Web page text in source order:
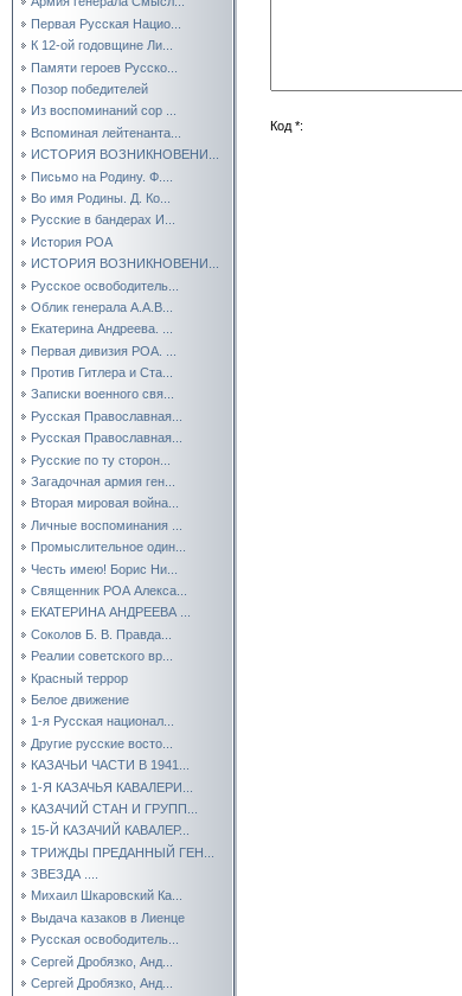
Первая Русская Нацио...
К 12-ой годовщине Ли...
Памяти героев Русско...
Позор победителей
Из воспоминаний сор ...
Вспоминая лейтенанта...
ИСТОРИЯ ВОЗНИКНОВЕНИ...
Письмо на Родину. Ф....
Во имя Родины. Д. Ко...
Русские в бандерах И...
История РОА
ИСТОРИЯ ВОЗНИКНОВЕНИ...
Русское освободитель...
Облик генерала А.А.В...
Екатерина Андреева. ...
Первая дивизия РОА. ...
Против Гитлера и Ста...
Записки военного свя...
Русская Православная...
Русская Православная...
Русские по ту сторон...
Загадочная армия ген...
Вторая мировая война...
Личные воспоминания ...
Промыслительное один...
Честь имею! Борис Ни...
Священник РОА Алекса...
ЕКАТЕРИНА АНДРЕЕВА ...
Соколов Б. В. Правда...
Реалии советского вр...
Красный террор
Белое движение
1-я Русская национал...
Другие русские восто...
КАЗАЧЬИ ЧАСТИ В 1941...
1-Я КАЗАЧЬЯ КАВАЛЕРИ...
КАЗАЧИЙ СТАН И ГРУПП...
15-Й КАЗАЧИЙ КАВАЛЕР...
ТРИЖДЫ ПРЕДАННЫЙ ГЕН...
ЗВЕЗДА ....
Михаил Шкаровский Ка...
Выдача казаков в Лиенце
Русская освободитель...
Сергей Дробязко, Анд...
Сергей Дробязко, Анд...
Код *: